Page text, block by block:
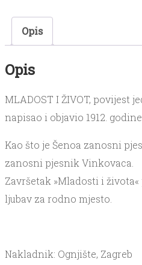
ŽIVOT
količina
Opis
Opis
MLADOST I ŽIVOT, povijest
napisao i objavio 1912.
Kao što je Šenoa zanosni
zanosni pjesnik Vinkovaca.
Završetak »Mladosti i
ljubav za rodno mjesto.
Nakladnik: Ognjište, Zagreb